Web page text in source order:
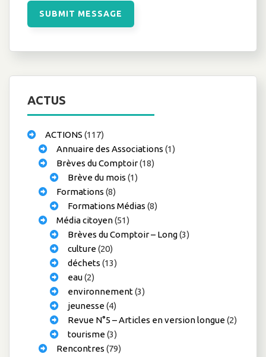
ACTUS
ACTIONS (117)
Annuaire des Associations (1)
Brèves du Comptoir(18)
Brève du mois (1)
Formations (8)
Formations Médias (8)
Média citoyen(51)
Brèves du Comptoir – Long(3)
culture(20)
déchets (13)
eau(2)
environnement(3)
jeunesse(4)
Revue N°5 – Articles en version longue(2)
tourisme(3)
Rencontres (79)